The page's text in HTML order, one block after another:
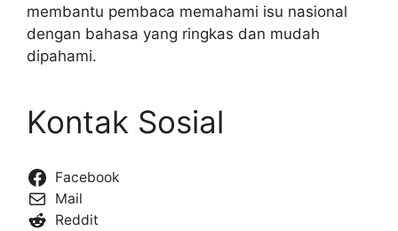
membantu pembaca memahami isu nasional
dengan bahasa yang ringkas dan mudah
dipahami.
Kontak Sosial
Facebook
Mail
Reddit